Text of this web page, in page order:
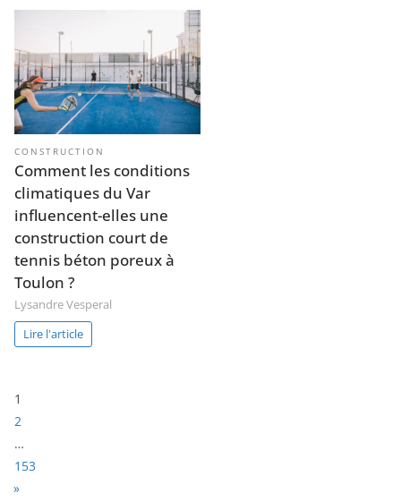
CONSTRUCTION
Comment les conditions
climatiques du Var
influencent-elles une
construction court de
tennis béton poreux à
Toulon ?
Lysandre Vesperal
Lire l'article
1
2
…
153
N
»